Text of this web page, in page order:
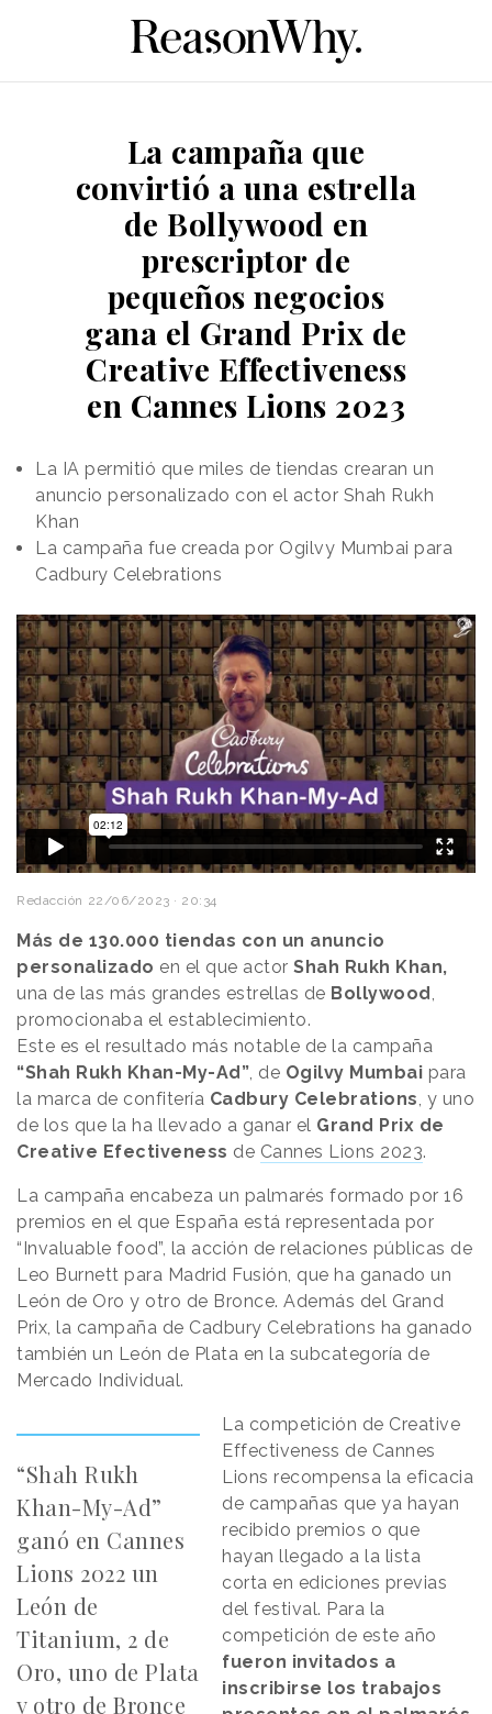
La campaña que
convirtió a una estrella
de Bollywood en
prescriptor de
pequeños negocios
gana el Grand Prix de
Creative Effectiveness
en Cannes Lions 2023
La IA permitió que miles de tiendas crearan un
anuncio personalizado con el actor Shah Rukh
Khan
La campaña fue creada por Ogilvy Mumbai para
Cadbury Celebrations
Redacción 22/06/2023 · 20:34
Más de 130.000 tiendas con un anuncio
personalizado en el que actor Shah Rukh Khan,
una de las más grandes estrellas de Bollywood,
promocionaba el establecimiento.
Este es el resultado más notable de la campaña
“Shah Rukh Khan-My-Ad”, de Ogilvy Mumbai para
la marca de confitería Cadbury Celebrations, y uno
de los que la ha llevado a ganar el Grand Prix de
Creative Efectiveness de Cannes Lions 2023.
La campaña encabeza un palmarés formado por 16
premios en el que España está representada por
“Invaluable food”, la acción de relaciones públicas de
Leo Burnett para Madrid Fusión, que ha ganado un
León de Oro y otro de Bronce. Además del Grand
Prix, la campaña de Cadbury Celebrations ha ganado
también un León de Plata en la subcategoría de
Mercado Individual.
“Shah Rukh
Khan-My-Ad”
ganó en Cannes
Lions 2022 un
León de
Titanium, 2 de
Oro, uno de Plata
y otro de Bronce
La competición de Creative
Effectiveness de Cannes
Lions recompensa la eficacia
de campañas que ya hayan
recibido premios o que
hayan llegado a la lista
corta en ediciones previas
del festival. Para la
competición de este año
fueron invitados a
inscribirse los trabajos